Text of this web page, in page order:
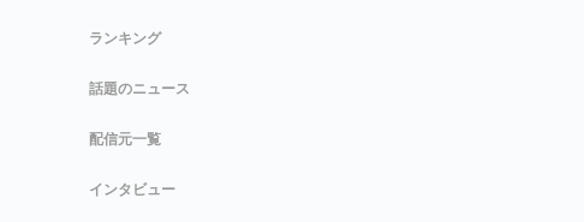
ランキング
話題のニュース
配信元一覧
インタビュー